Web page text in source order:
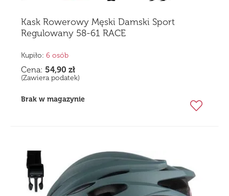
Kask Rowerowy Męski Damski Sport
Regulowany 58-61 RACE
Kupiło: 6 osób
Cena: 54,90 zł
(Zawiera podatek)
Brak w magazynie